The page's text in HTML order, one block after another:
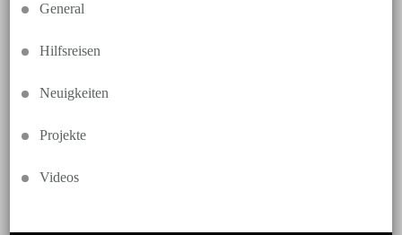
General
Hilfsreisen
Neuigkeiten
Projekte
Videos